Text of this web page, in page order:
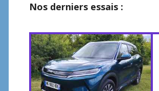
Nos derniers essais :